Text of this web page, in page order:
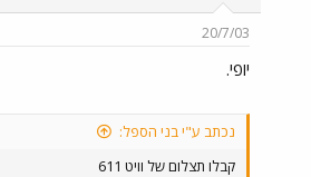
20/7/03
יופי.
נכתב ע"י בני הספל:
קבלו תצלום של וויט 611